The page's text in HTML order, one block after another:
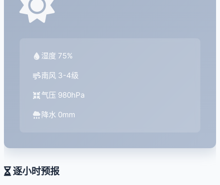
湿度 75%
南风 3-4级
气压 980hPa
降水 0mm
逐小时预报